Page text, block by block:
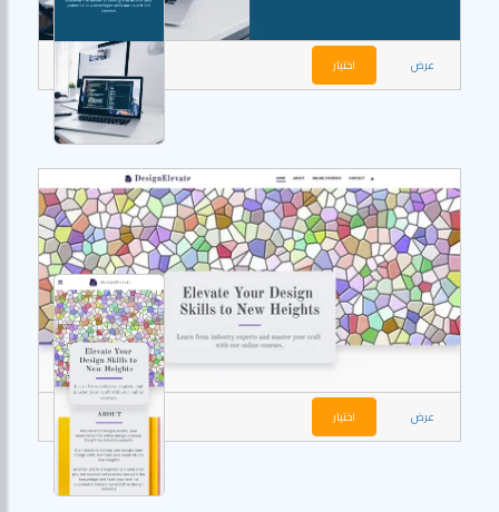
عرض اختيار
عرض اختيار